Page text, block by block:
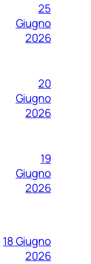
25
Giugno
2026
20
Giugno
2026
19
Giugno
2026
18 Giugno
2026